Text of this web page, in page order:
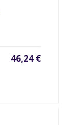
46,24 €